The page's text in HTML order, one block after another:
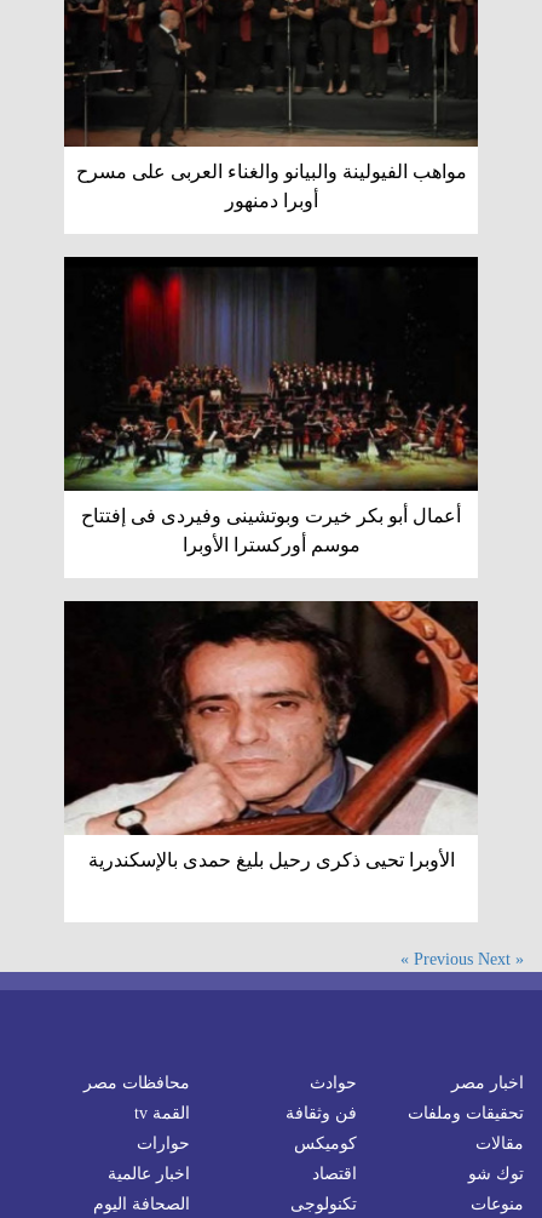
مواهب الفيولينة والبيانو والغناء العربى على مسرح
أوبرا دمنهور
أعمال أبو بكر خيرت وبوتشينى وفيردى فى إفتتاح
موسم أوركسترا الأوبرا
الأوبرا تحيى ذكرى رحيل بليغ حمدى بالإسكندرية
« Previous
Next »
اخبار مصر حوادث
محافظات مصر
تحقيقات وملفات
فن وثقافة
القمة tv
مقالات
كوميكس
حوارات
توك شو
اقتصاد
اخبار عالمية
منوعات
تكنولوجى الصحافة اليوم